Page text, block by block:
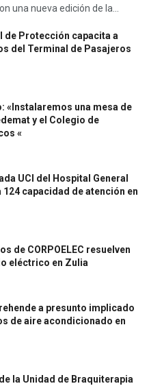
una nueva edición de la...
de Protección capacita a
del Terminal de Pasajeros
«Instalaremos una mesa de
y el Colegio de
«
UCI del Hospital General
124 capacidad de atención en
de CORPOELEC resuelven
eléctrico en Zulia
a presunto implicado
de aire acondicionado en
la Unidad de Braquiterapia